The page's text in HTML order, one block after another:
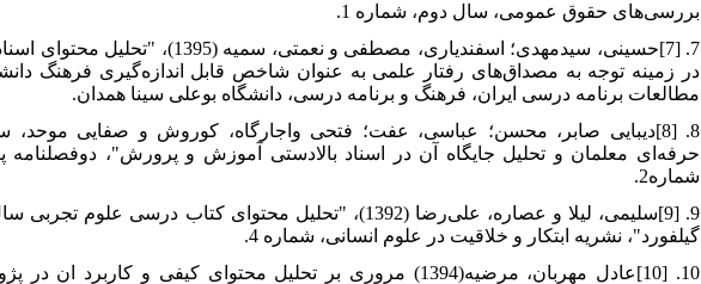
بررسی‌های حقوق عمومی، سال دوم، شماره 1.
7. [7]حسینی، سیدمهدی؛ اسفندیاری، مصطفی
در زمینه توجه به مصداق‌های رفتار علمی به عنوان شاخص قابل اندازه‌گیری فرهنگ
مطالعات برنامه درسی ایران، فرهنگ و برنامه درسی، دانشگاه بوعلی سینا همدان.
شماره2.
9. [9]سلیمی، لیلا و عصاره، علی‌رضا (1392)، "تحلیل محتوای
گیلفورد"، نشریه ابتکار و خلاقیت در علوم انسانی، شماره 4.
10. [10]عادل مهربان، مرضیه(1394) مروری بر تحلیل محتوای کیفی و